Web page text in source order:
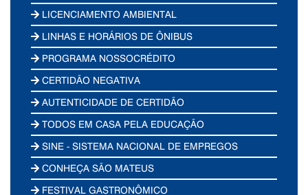
LICENCIAMENTO AMBIENTAL
LINHAS E HORÁRIOS DE ÔNIBUS
PROGRAMA NOSSOCRÉDITO
CERTIDÃO NEGATIVA
AUTENTICIDADE DE CERTIDÃO
TODOS EM CASA PELA EDUCAÇÃO
SINE - SISTEMA NACIONAL DE EMPREGOS
CONHEÇA SÃO MATEUS
FESTIVAL GASTRONÔMICO